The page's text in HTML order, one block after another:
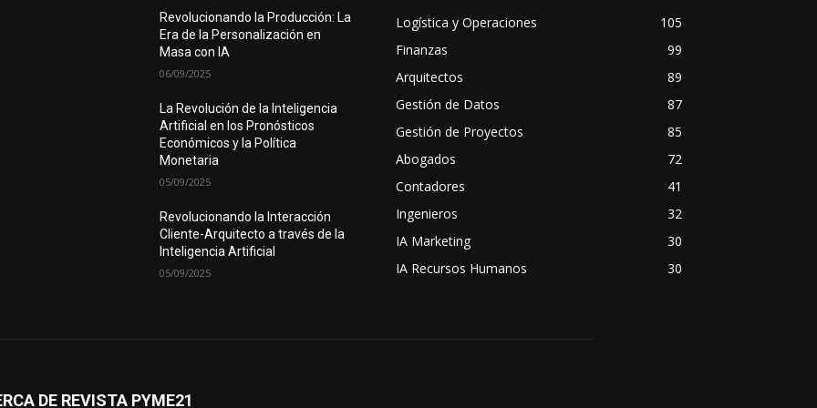
Revolucionando la Producción: La
Era de la Personalización en
Masa con IA
06/09/2025
La Revolución de la Inteligencia
Artificial en los Pronósticos
Económicos y la Política
Monetaria
05/09/2025
Revolucionando la Interacción
Cliente-Arquitecto a través de la
Inteligencia Artificial
05/09/2025
Logística y Operaciones
105
Finanzas
99
Arquitectos
89
Gestión de Datos
87
Gestión de Proyectos
85
Abogados
72
Contadores
41
Ingenieros
32
IA Marketing
30
IA Recursos Humanos
30
DE REVISTA PYME21